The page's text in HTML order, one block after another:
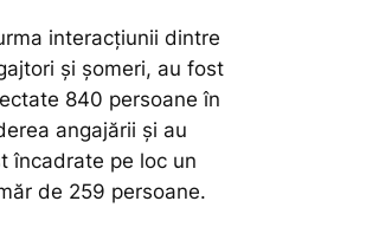
interacțiunii dintre
și șomeri, au fost
840 persoane în
angajării și au
încadrate pe loc un
de 259 persoane.